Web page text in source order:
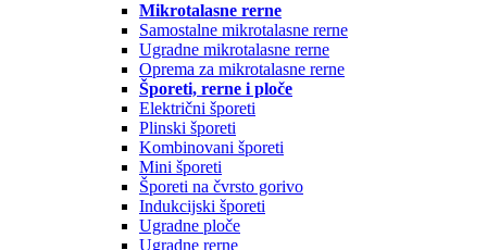
Mikrotalasne rerne
Samostalne mikrotalasne rerne
Ugradne mikrotalasne rerne
Oprema za mikrotalasne rerne
Šporeti, rerne i ploče
Električni šporeti
Plinski šporeti
Kombinovani šporeti
Mini šporeti
Šporeti na čvrsto gorivo
Indukcijski šporeti
Ugradne ploče
Ugradne rerne